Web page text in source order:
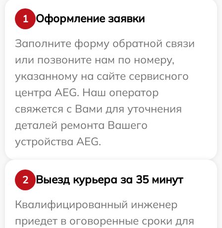
1
Оформление заявки
Заполните форму обратной связи
или позвоните нам по номеру,
указанному на сайте сервисного
центра AEG. Наш оператор
свяжется с Вами для уточнения
деталей ремонта Вашего
устройства AEG.
2
Выезд курьера за 35 минут
Квалифицированный инженер
приедет в оговоренные сроки для